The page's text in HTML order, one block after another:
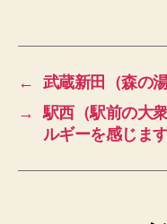
←
武蔵新田（森の
→
駅西（駅前の大
ルギーを感じます